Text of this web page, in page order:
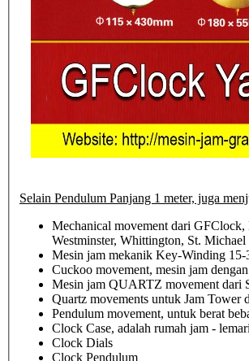
Selain Pendulum Panjang 1 meter, juga
Mechanical movement dari
Westminster, Whittington, St.
Mesin jam mekanik Key-Winding 15-
Cuckoo movement, mesin jam
Mesin jam QUARTZ movement dari
Quartz movements untuk Jam Tower
Pendulum movement, untuk berat
Clock Case, adalah rumah jam -
Clock Dials
Clock Pendulum